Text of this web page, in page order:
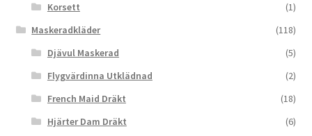
Korsett
(1)
Maskeradkläder
(118)
Djävul Maskerad
(5)
Flygvärdinna Utklädnad
(2)
French Maid Dräkt
(18)
Hjärter Dam Dräkt
(6)